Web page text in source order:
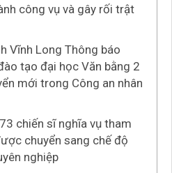
công vụ và gây rối trật
Vĩnh Long Thông báo
tạo đại học Văn bằng 2
mới trong Công an nhân
chiến sĩ nghĩa vụ tham
chuyển sang chế độ
nghiệp